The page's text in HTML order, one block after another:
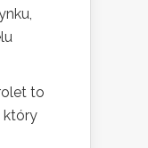
to
który